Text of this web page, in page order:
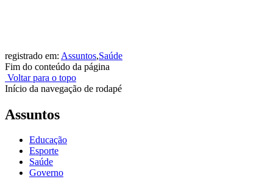
registrado em: Assuntos,Saúde
Fim do conteúdo da página
Voltar para o topo
Início da navegação de rodapé
Assuntos
Educação
Esporte
Saúde
Governo